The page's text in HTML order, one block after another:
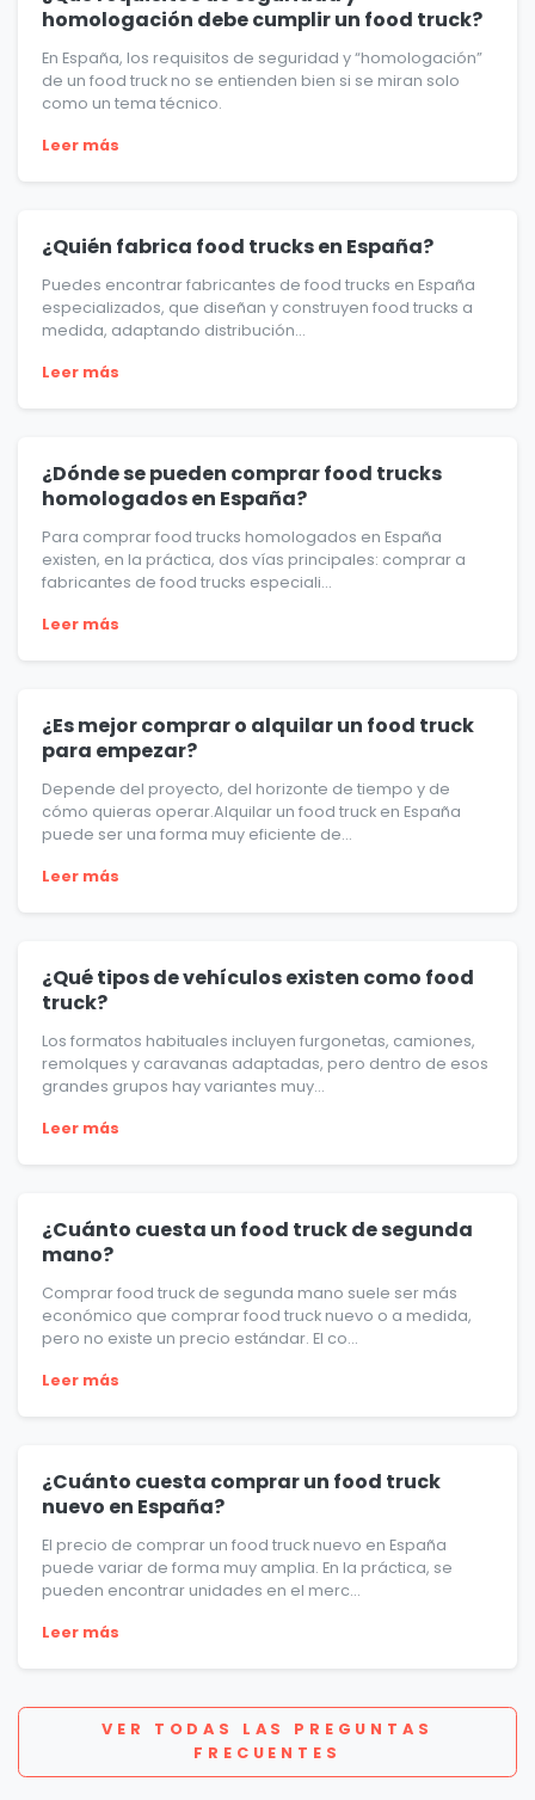
homologación debe cumplir un food truck?
En España, los requisitos de seguridad y “homologación”
de un food truck no se entienden bien si se miran solo
como un tema técnico.
Leer más
¿Quién fabrica food trucks en España?
Puedes encontrar fabricantes de food trucks en España
especializados, que diseñan y construyen food trucks a
medida, adaptando distribución...
Leer más
¿Dónde se pueden comprar food trucks
homologados en España?
Para comprar food trucks homologados en España
existen, en la práctica, dos vías principales: comprar a
fabricantes de food trucks especiali...
Leer más
¿Es mejor comprar o alquilar un food truck
para empezar?
Depende del proyecto, del horizonte de tiempo y de
cómo quieras operar.Alquilar un food truck en España
puede ser una forma muy eficiente de...
Leer más
¿Qué tipos de vehículos existen como food
truck?
Los formatos habituales incluyen furgonetas, camiones,
remolques y caravanas adaptadas, pero dentro de esos
grandes grupos hay variantes muy...
Leer más
¿Cuánto cuesta un food truck de segunda
mano?
Comprar food truck de segunda mano suele ser más
económico que comprar food truck nuevo o a medida,
pero no existe un precio estándar. El co...
Leer más
¿Cuánto cuesta comprar un food truck
nuevo en España?
El precio de comprar un food truck nuevo en España
puede variar de forma muy amplia. En la práctica, se
pueden encontrar unidades en el merc...
Leer más
VER TODAS LAS PREGUNTAS
FRECUENTES